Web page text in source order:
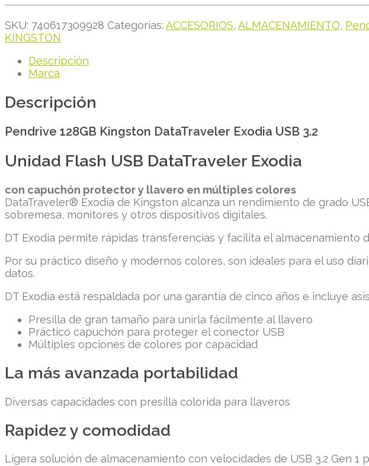
SKU: 740617309928 Categorías: ACCESORIOS, ALMACENAMIENTO,
KINGSTON
Descripción
Marca
Descripción
Pendrive 128GB Kingston DataTraveler Exodia USB 3.2
Unidad Flash USB DataTraveler Exodia
con capuchón protector y llavero en múltiples colores
DataTraveler® Exodia de Kingston alcanza un rendimiento de grado
sobremesa, monitores y otros dispositivos digitales.
DT Exodia permite rápidas transferencias y facilita el almacenamiento
Por su práctico diseño y modernos colores, son ideales para el uso
datos.
DT Exodia está respaldada por una garantía de cinco años e incluye
Presilla de gran tamaño para unirla fácilmente al llavero
Práctico capuchón para proteger el conector USB
Múltiples opciones de colores por capacidad
La más avanzada portabilidad
Diversas capacidades con presilla colorida para llaveros
Rapidez y comodidad
Ligera solución de almacenamiento con velocidades de USB 3.2 Gen 1